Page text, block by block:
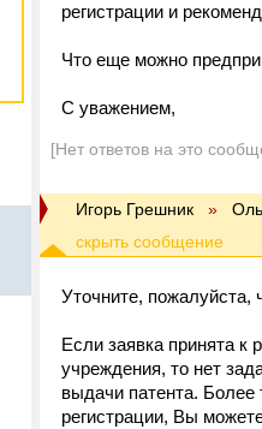
регистрации и
Что еще можно
С уважением,
[Нет ответов на это
Игорь Грешник »
Уточните, пожалуйста,
Если заявка принята к
учреждения, то нет
выдачи патента. Более
регистрации, Вы